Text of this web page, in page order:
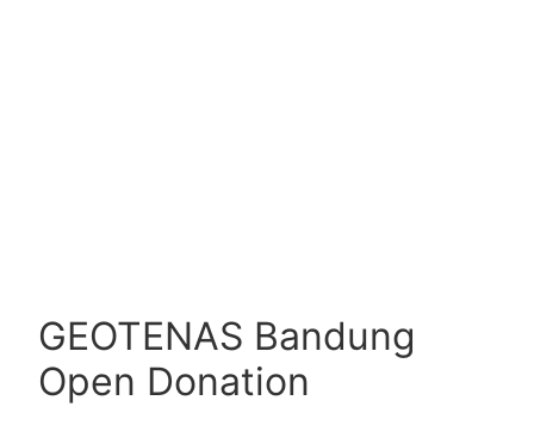
GEOTENAS Bandung
Open Donation